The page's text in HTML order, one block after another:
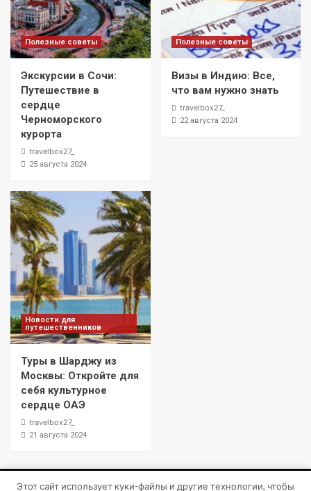
Полезные советы
Экскурсии в Сочи:
Путешествие в
сердце
Черноморского
курорта
travelbox27_
25 августа 2024
Полезные советы
Визы в Индию: Все,
что вам нужно знать
travelbox27_
22 августа 2024
Новости для
путешественников
Туры в Шарджу из
Москвы: Откройте для
себя культурное
сердце ОАЭ
travelbox27_
21 августа 2024
Этот сайт использует куки-файлы и другие технологии, чтобы